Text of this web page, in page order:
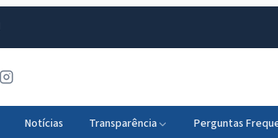
Notícias Transparência Perguntas